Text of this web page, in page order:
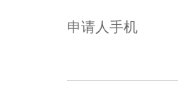
申请人手机